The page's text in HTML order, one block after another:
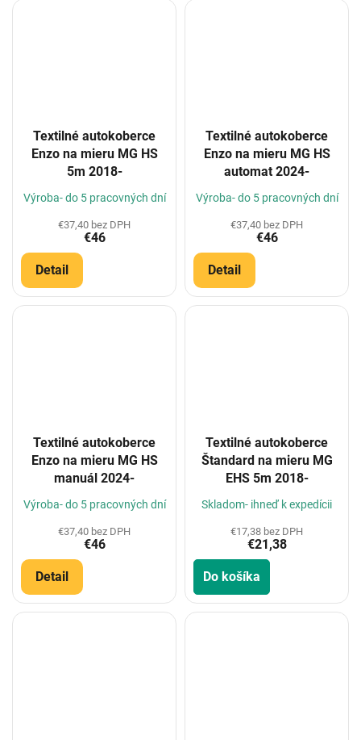
Textilné autokoberce
Enzo na mieru MG HS
5m 2018-
Výroba- do 5 pracovných dní
€37,40 bez DPH
€46
Detail
Textilné autokoberce
Enzo na mieru MG HS
automat 2024-
Výroba- do 5 pracovných dní
€37,40 bez DPH
€46
Detail
Textilné autokoberce
Enzo na mieru MG HS
manuál 2024-
Výroba- do 5 pracovných dní
€37,40 bez DPH
€46
Detail
Textilné autokoberce
Štandard na mieru MG
EHS 5m 2018-
Skladom- ihneď k expedícii
€17,38 bez DPH
€21,38
Do košíka